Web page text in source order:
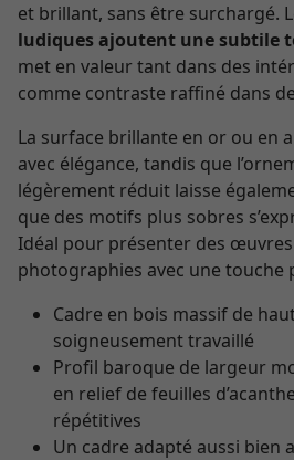
et brillant, sans être surchargé.
ludiques ajoutent une subtile
met en valeur tant dans des
comme contraste raffiné dans
La surface brillante en or ou en
avec élégance, tandis que
légèrement réduit laisse
que des motifs plus sobres
Idéal pour présenter des œuvres
photographies avec une touche
Cadre en bois massif de
soigneusement travaillé
Profil baroque de largeur
en relief de feuilles
répétitives
Un cadre adapté aussi bien